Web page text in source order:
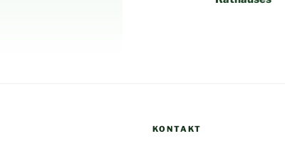
KONTAKT